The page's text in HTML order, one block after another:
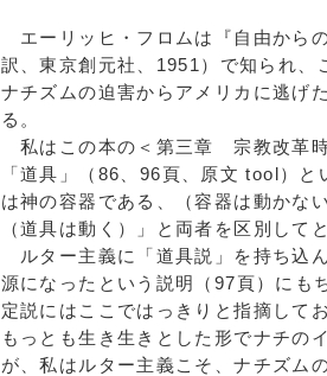
エーリッヒ・フロムは『自由から
訳、東京創元社、1951）で知られ、
ナチズムの迫害からアメリカに逃げ
る。
私はこの本の＜第三章 宗教改革時
「道具」（86、96頁、原文 tool）
は神の容器である、（容器は動かな
（道具は動く）」と両者を区別して
ルター主義に「道具説」を持ち込
源になったという説明（97頁）にも
定説にはここではっきりと指摘して
もっとも生き生きとした形でナチの
が、私はルター主義こそ、ナチズム